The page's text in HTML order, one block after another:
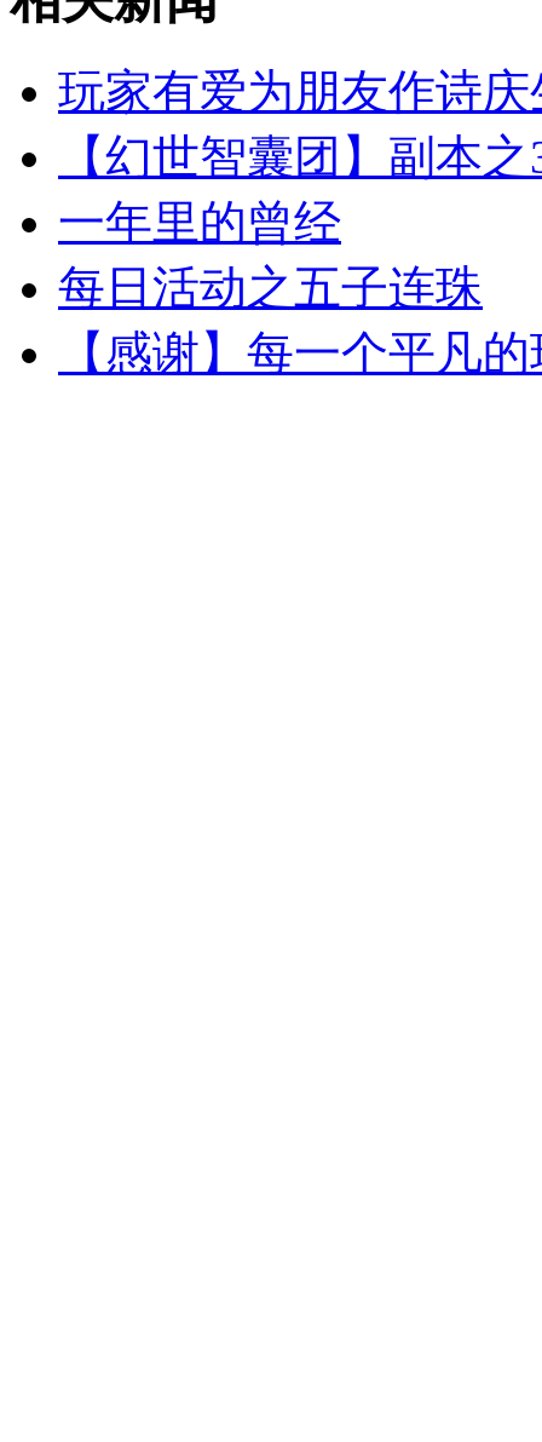
玩家有爱为朋友作诗庆
【幻世智囊团】副本
一年里的曾经
每日活动之五子连珠
【感谢】每一个平凡